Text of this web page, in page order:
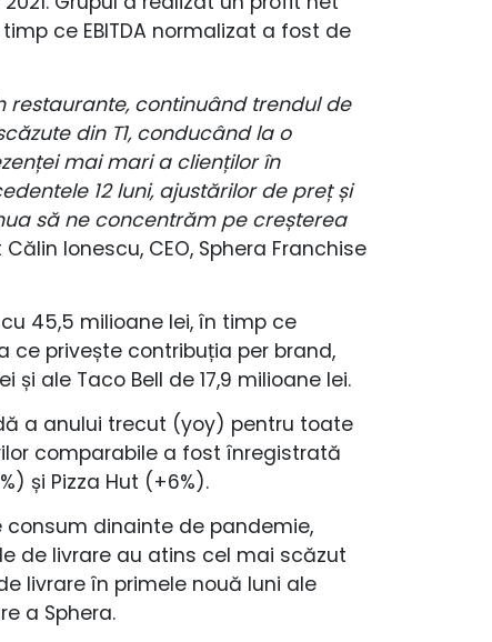
ce EBITDA normalizat a fost de
continuând trendul de
din T1, conducând la o
mai mari a clienților în
12 luni, ajustărilor de preț și
să ne concentrăm pe creșterea
Ionescu, CEO, Sphera Franchise
45,5 milioane lei, în timp ce
ce privește contribuția per brand,
ale Taco Bell de 17,9 milioane lei.
a anului trecut (yoy) pentru toate
comparabile a fost înregistrată
și Pizza Hut (+6%).
consum dinainte de pandemie,
de livrare au atins cel mai scăzut
livrare în primele nouă luni ale
a Sphera.